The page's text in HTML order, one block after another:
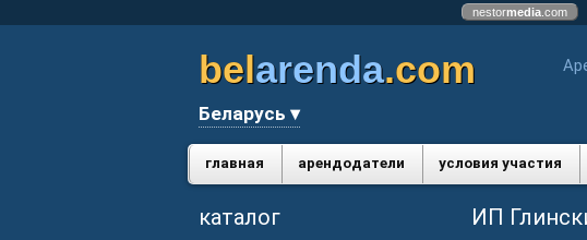
nestormedia .com
belarenda.com
Беларусь ▾
главная арендодатели условия участия
каталог ИП